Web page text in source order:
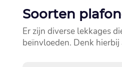
Soorten
Er zijn diverse lekkages
beïnvloeden.​ Denk hierbij